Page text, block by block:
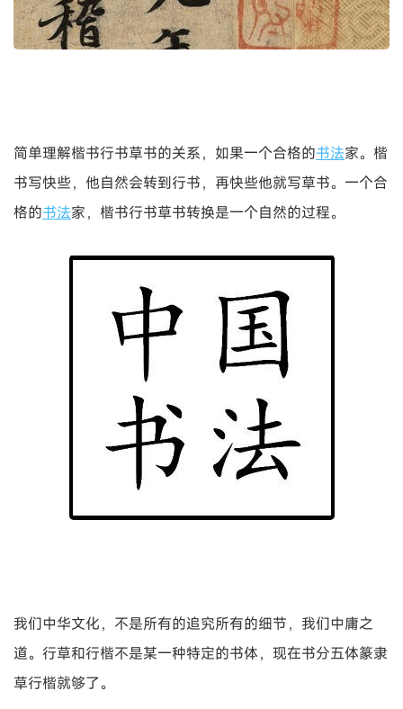
简单理解楷书行书草书的关系，如果一个合格的书法家。楷
书写快些，他自然会转到行书，再快些他就写草书。一个合
格的书法家，楷书行书草书转换是一个自然的过程。
我们中华文化，不是所有的追究所有的细节，我们中庸之
道。行草和行楷不是某一种特定的书体，现在书分五体篆隶
草行楷就够了。